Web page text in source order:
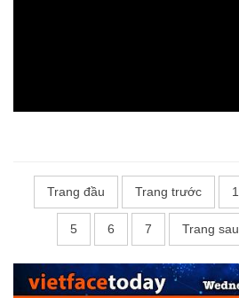
Trang đầu Trang trước 1
5 6 7 Trang sau